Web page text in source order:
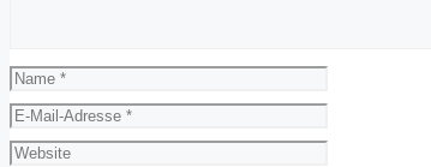
Name
E-
Mail-
Adresse
Website